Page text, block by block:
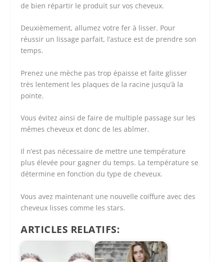
de bien répartir le produit sur vos cheveux.
Deuxièmement, allumez votre fer à lisser. Pour
réussir un lissage parfait, l’astuce est de prendre son
temps.
Prenez une mèche pas trop épaisse et faite glisser
très lentement les plaques de la racine jusqu’à la
pointe.
Vous évitez ainsi de faire de multiple passage sur les
mêmes cheveux et donc de les abîmer.
Il n’est pas nécessaire de mettre une température
plus élevée pour gagner du temps. La température se
détermine en fonction du type de cheveux.
Vous avez maintenant une nouvelle coiffure avec des
cheveux lisses comme les stars.
ARTICLES RELATIFS: